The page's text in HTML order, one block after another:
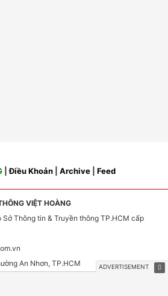
|Điều Khoản Archive Feed
VIỆT HOÀNG
Thông tin & Truyền thông TP.HCM cấp
An Nhơn, TP.HCM